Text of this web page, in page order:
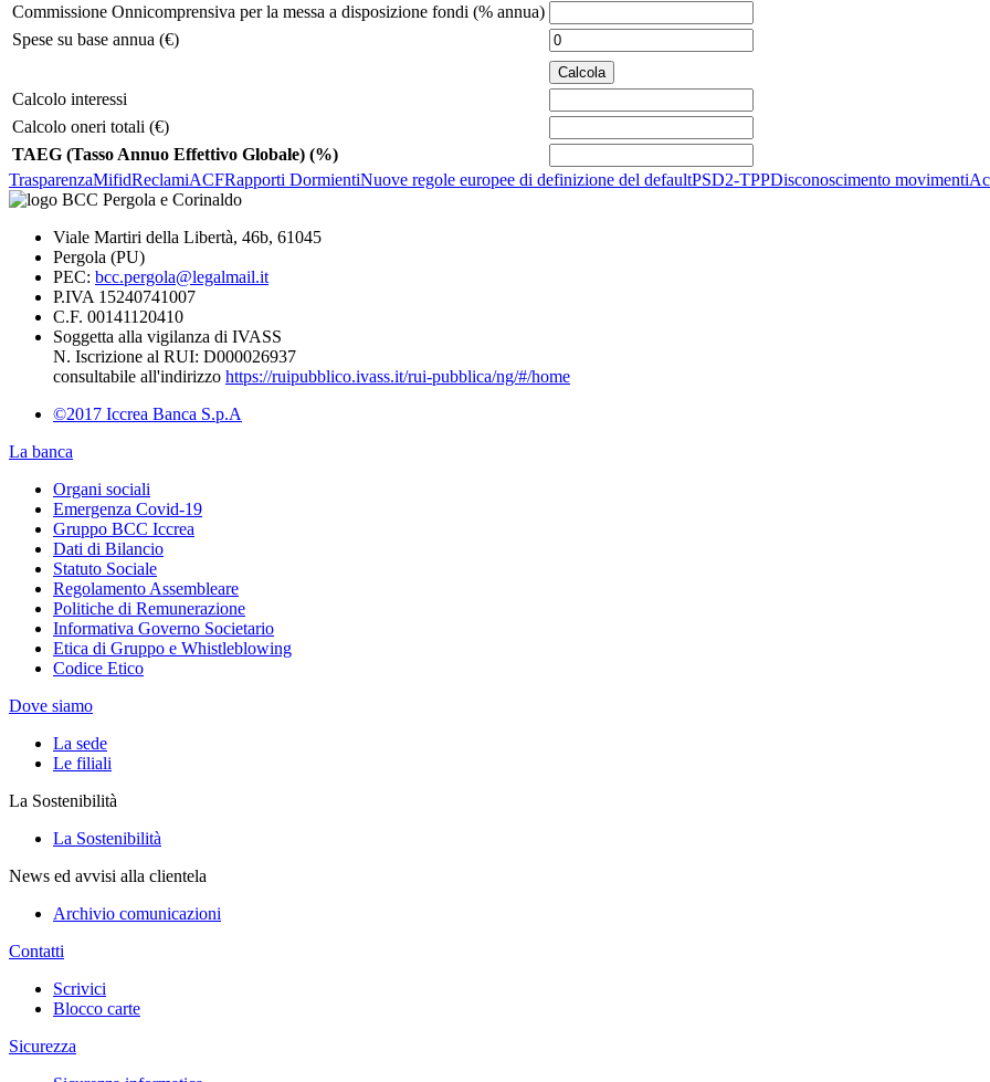
Commissione Onnicomprensiva per la messa a disposizione fondi (% annua)
Spese su base annua (€)
Calcolo interessi
Calcolo oneri totali (€)
TAEG (Tasso Annuo Effettivo Globale) (%)
TrasparenzaMifidReclamiACFRapporti DormientiNuove regole europee di definizione del defaultPSD2-TPPDisconoscimento movimenti
Viale Martiri della Libertà, 46b, 61045
Pergola (PU)
PEC: bcc.pergola@legalmail.it
P.IVA 15240741007
C.F. 00141120410
Soggetta alla vigilanza di IVASS
N. Iscrizione al RUI: D000026937
consultabile all'indirizzo https://ruipubblico.ivass.it/rui-pubblica/ng/#/home
©2017 Iccrea Banca S.p.A
La banca
Organi sociali
Emergenza Covid-19
Gruppo BCC Iccrea
Dati di Bilancio
Statuto Sociale
Regolamento Assembleare
Politiche di Remunerazione
Informativa Governo Societario
Etica di Gruppo e Whistleblowing
Codice Etico
Dove siamo
La sede
Le filiali
La Sostenibilità
La Sostenibilità
News ed avvisi alla clientela
Archivio comunicazioni
Contatti
Scrivici
Blocco carte
Sicurezza